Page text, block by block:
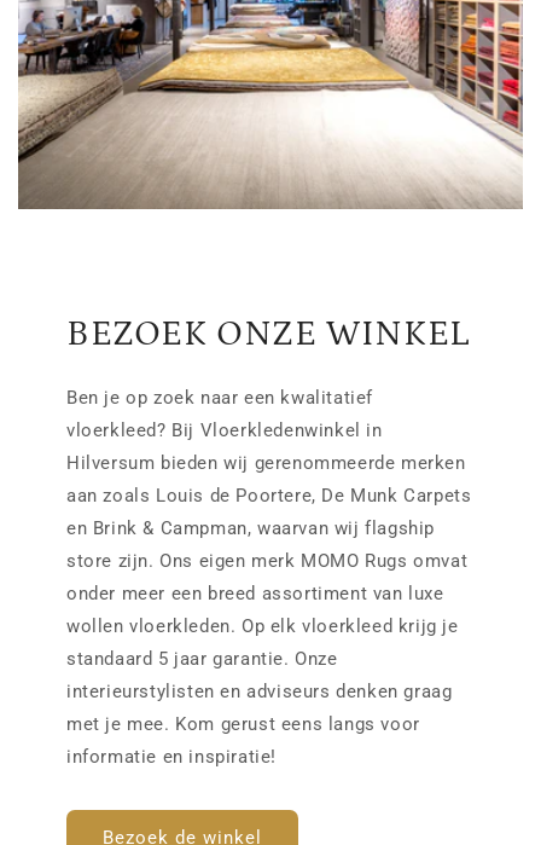
BEZOEK ONZE WINKEL
Ben je op zoek naar een kwalitatief
vloerkleed? Bij Vloerkledenwinkel in
Hilversum bieden wij gerenommeerde merken
aan zoals Louis de Poortere, De Munk Carpets
en Brink & Campman, waarvan wij flagship
store zijn. Ons eigen merk MOMO Rugs omvat
onder meer een breed assortiment van luxe
wollen vloerkleden. Op elk vloerkleed krijg je
standaard 5 jaar garantie. Onze
interieurstylisten en adviseurs denken graag
met je mee. Kom gerust eens langs voor
informatie en inspiratie!
Bezoek de winkel